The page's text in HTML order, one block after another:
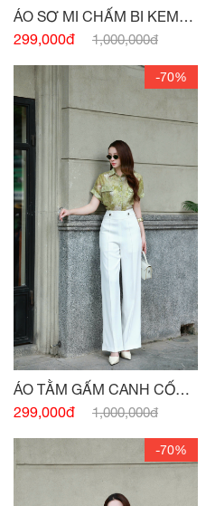
ÁO SƠ MI CHẤM BI KEM
ĐEN CHUN VAI
299,000đ 1,000,000đ
-70%
ÁO TẰM GẤM CANH CỐM
TÚI NGỰC
299,000đ 1,000,000đ
-70%